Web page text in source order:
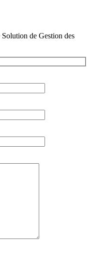
de Gestion des